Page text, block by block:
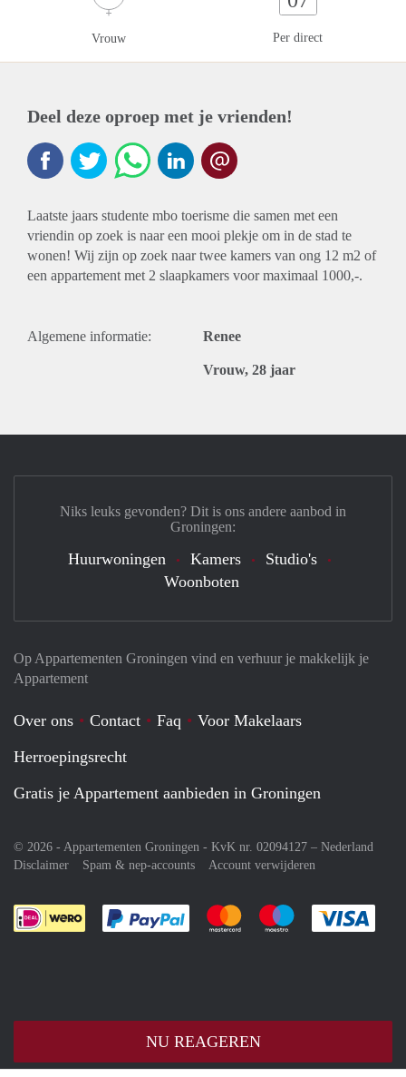
Vrouw Per direct
Deel deze oproep met je vrienden!
Laatste jaars studente mbo toerisme die samen met een
vriendin op zoek is naar een mooi plekje om in de stad te
wonen! Wij zijn op zoek naar twee kamers van ong 12 m2 of
een appartement met 2 slaapkamers voor maximaal 1000,-.
Algemene informatie: Renee
Vrouw, 28 jaar
NU REAGEREN
Op Appartementen Groningen vind en verhuur je makkelijk je
Appartement
Over ons Contact Faq
Voor Makelaars
Herroepingsrecht
Gratis je Appartement aanbieden in Groningen
© 2026 - Appartementen Groningen - KvK nr. 02094127 – Nederland
Disclaimer
Spam & nep-accounts Account verwijderen
Je rekent gemakkelijk af met Paypal
Je rekent gemakkelijk af met
Je rekent
Niks leuks gevonden? Dit is ons andere aanbod in
Groningen:
Huurwoningen Kamers
Studio's
Woonboten